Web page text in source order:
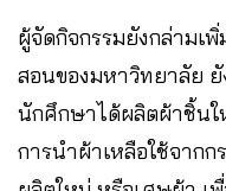
ผู้จัดกิจกรรมยังกล่ามเ
สอนของมหาวิทยาลัย
นักศึกษาได้ผลิตผ้าชิ้นใ
การนำผ้าเหลือใช้จาก